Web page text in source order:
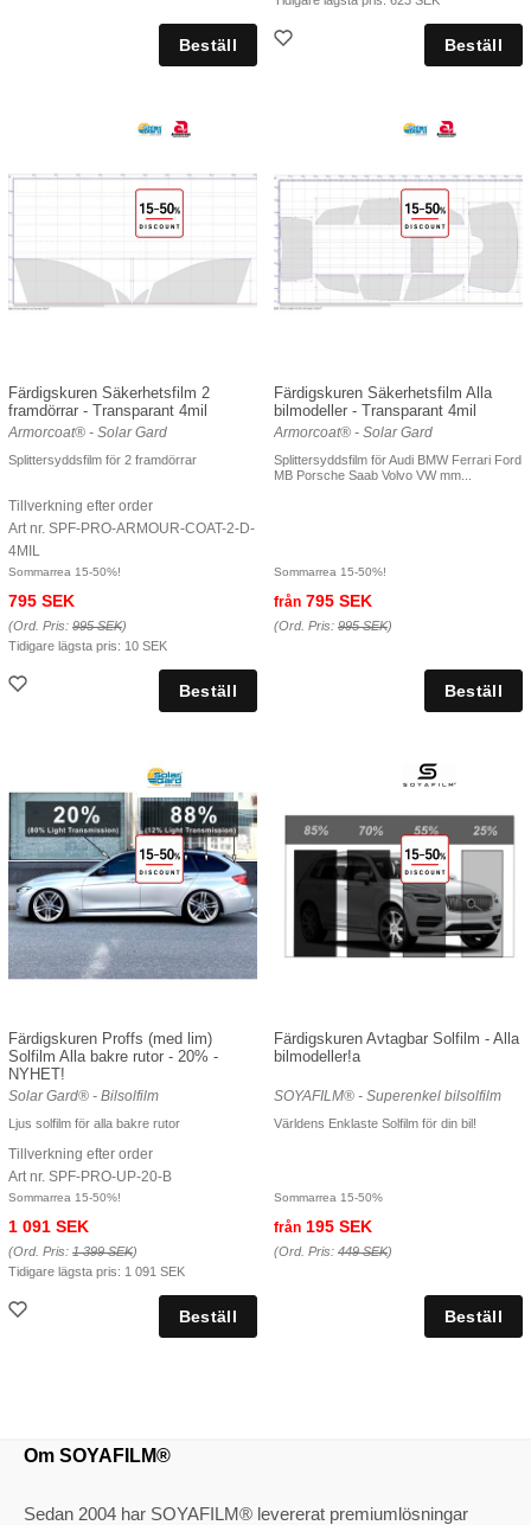
Färdigskuren Säkerhetsfilm 2
framdörrar - Transparant 4mil
Armorcoat® - Solar Gard
Splittersyddsfilm för 2 framdörrar
Tillverkning efter order
Art nr. SPF-PRO-ARMOUR-COAT-2-D-
4MIL
Sommarrea 15-50%!
795 SEK
(Ord. Pris: 995 SEK)
Tidigare lägsta pris: 10 SEK
Färdigskuren Säkerhetsfilm Alla
bilmodeller - Transparant 4mil
Armorcoat® - Solar Gard
Splittersyddsfilm för Audi BMW Ferrari Ford
MB Porsche Saab Volvo VW mm...
Sommarrea 15-50%!
från 795 SEK
(Ord. Pris: 995 SEK)
Färdigskuren Proffs (med lim)
Solfilm Alla bakre rutor - 20% -
NYHET!
Solar Gard® - Bilsolfilm
Ljus solfilm för alla bakre rutor
Tillverkning efter order
Art nr. SPF-PRO-UP-20-B
Sommarrea 15-50%!
1 091 SEK
(Ord. Pris: 1 399 SEK)
Tidigare lägsta pris: 1 091 SEK
Färdigskuren Avtagbar Solfilm - Alla
bilmodeller!a
SOYAFILM® - Superenkel bilsolfilm
Världens Enklaste Solfilm för din bil!
Sommarrea 15-50%
från 195 SEK
(Ord. Pris: 449 SEK)
Om SOYAFILM®
Sedan 2004 har SOYAFILM® levererat premiumlösningar